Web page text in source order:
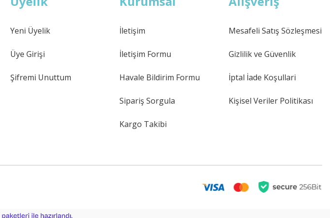
Yeni Üyelik
Üye Girişi
Şifremi Unuttum
İletişim
İletişim Formu
Havale Bildirim Formu
Sipariş Sorgula
Kargo Takibi
Mesafeli Satış Sözleşmesi
Gizlilik ve Güvenlik
İptal İade Koşullari
Kişisel Veriler Politikası
e-